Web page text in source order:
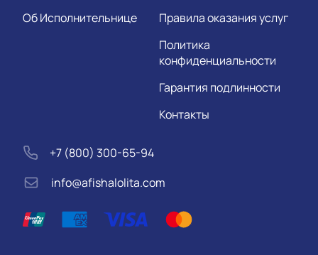
Об Исполнительнице
Правила оказания услуг
Политика
конфиденциальности
Гарантия подлинности
Контакты
+7 (800) 300-65-94
info@afishalolita.com